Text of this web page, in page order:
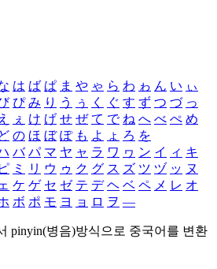
は ば ぱ ま や ゃ ら わ ゎ ん い ぃ
ぴ み り う ぅ く ぐ す ず つ づ っ
え ぇ け げ せ ぜ て で ね へ べ ぺ め
の ほ ぼ ぽ も よ ょ ろ を
バ パ マ ヤ ャ ラ ワ ヮ ン イ ィ キ
ピ ミ リ ウ ゥ ク グ ス ズ ツ ヅ ッ ヌ
ケ ゲ セ ゼ テ デ ヘ ベ ペ メ レ オ
ボ ポ モ ヨ ョ ロ ヲ ―
pinyin(병음)방식으로 중국어를 변환